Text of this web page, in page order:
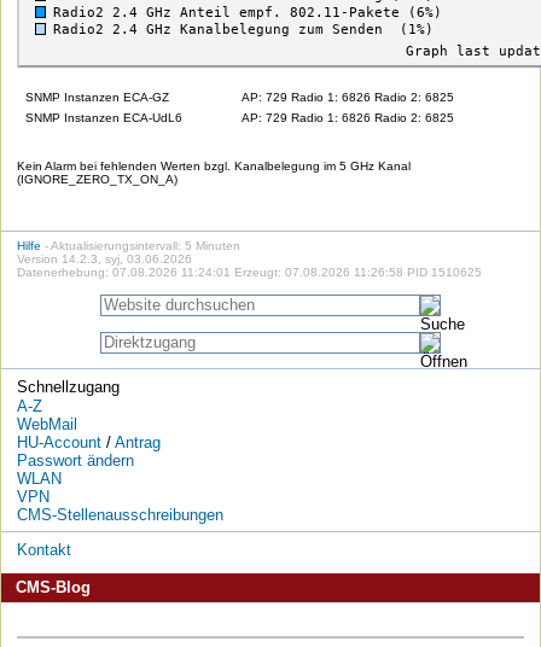
SNMP Instanzen ECA-GZ
AP: 729 Radio 1: 6826 Radio 2: 6825
SNMP Instanzen ECA-UdL6
AP: 729 Radio 1: 6826 Radio 2: 6825
Kein Alarm bei fehlenden Werten bzgl. Kanalbelegung im 5 GHz Kanal
(IGNORE_ZERO_TX_ON_A)
Hilfe - Aktualisierungsintervall: 5 Minuten
Version 14.2.3, syj, 03.06.2026
Datenerhebung: 07.08.2026 11:24:01 Erzeugt: 07.08.2026 11:26:58 PID 1510625
Schnellzugang
A-Z
WebMail
HU-Account/ Antrag
Passwort ändern
WLAN
VPN
CMS-Stellenausschreibungen
Kontakt
CMS-Blog